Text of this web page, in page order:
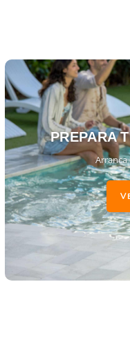
perjudiciales.
y efectiva.
para piscinas.
PREPARA
Arranca